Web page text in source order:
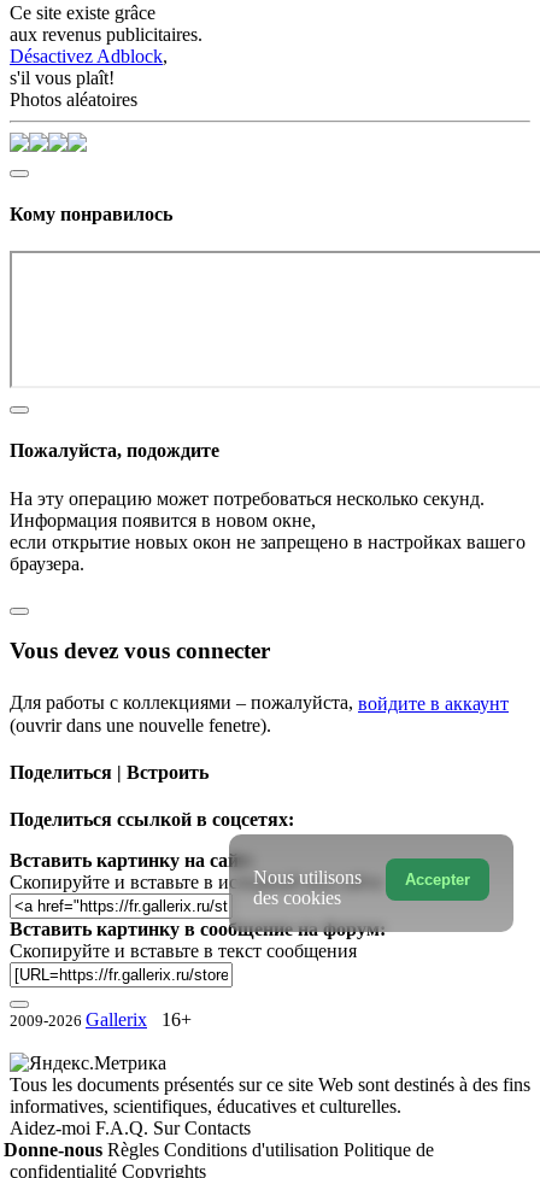
Ce site existe grâce
aux revenus publicitaires.
Désactivez Adblock,
s'il vous plaît!
Photos aléatoires
Кому понравилось
Пожалуйста, подождите
На эту операцию может потребоваться несколько секунд.
Информация появится в новом окне,
если открытие новых окон не запрещено в настройках вашего
браузера.
Vous devez vous connecter
Для работы с коллекциями – пожалуйста, войдите в аккаунт
(ouvrir dans une nouvelle fenetre).
Поделиться | Встроить
Поделиться ссылкой в соцсетях:
Вставить картинку на сайт:
Скопируйте и вставьте в исходный код сайта
Вставить картинку в сообщение на форум:
Скопируйте и вставьте в текст сообщения
2009-2026 Gallerix 16+
Tous les documents présentés sur ce site Web sont destinés à des fins
informatives, scientifiques, éducatives et culturelles.
Aidez-moi F.A.Q. SurContacts
Donne-nous Règles Conditions d'utilisation Politique de
confidentialité Copyrights
Accepter
Nous utilisons
des cookies